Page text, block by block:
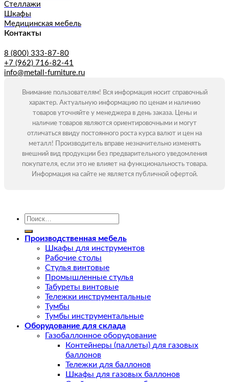
Стеллажи
Шкафы
Медицинская мебель
Контакты
8 (800) 333-87-80
+7 (962) 716-82-41
info@metall-furniture.ru
Внимание пользователям! Вся информация носит справочный
характер. Актуальную информацию по ценам и наличию
товаров уточняйте у менеджера в день заказа. Цены и
наличие товаров являются ориентировочными и могут
отличаться ввиду постоянного роста курса валют и цен на
металл! Производитель вправе незначительно изменять
внешний вид продукции без предварительного уведомления
покупателя, если это не влияет на функциональность товара.
Информация на сайте не является публичной офертой.
Искать:
Производственная мебель
Шкафы для инструментов
Рабочие столы
Стулья винтовые
Промышленные стулья
Табуреты винтовые
Тележки инструментальные
Тумбы
Тумбы инструментальные
Оборудование для склада
Газобаллонное оборудование
Контейнеры (паллеты) для газовых
баллонов
Тележки для баллонов
Шкафы для газовых баллонов